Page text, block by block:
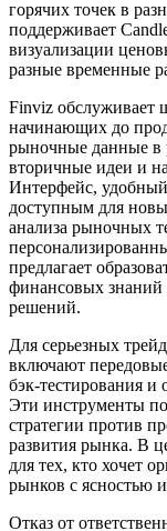
горячих точек в
поддерживает
визуализации
разные временные
Finviz обслуживает
начинающих до
рыночные данные в
вторичные идеи и
Интерфейс, удобный
доступным для
анализа рыночных
предлагает
финансовых знаний
решений.
Для серьезных
включают
бэк-тестирования
Эти инструменты
стратегии против
развития рынка. В
для тех, кто хочет
рынков с ясностью
Отказ от